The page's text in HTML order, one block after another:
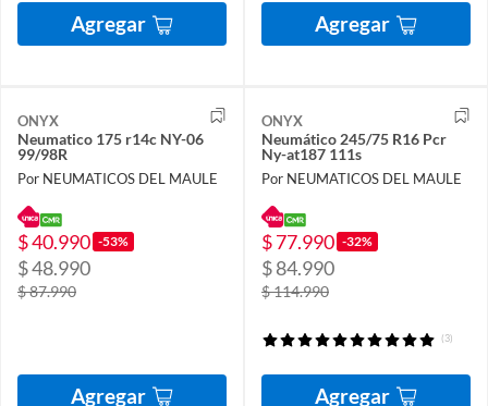
Agregar Agregar
ONYX
Neumatico 175 r14c NY-06
99/98R
Por NEUMATICOS DEL MAULE
$ 40.990 -53%
$ 48.990
$ 87.990
Agregar
ONYX
Neumático 245/75 R16 Pcr
Ny-at187 111s
Por NEUMATICOS DEL MAULE
$ 77.990 -32%
$ 84.990
$ 114.990
(3)
Agregar